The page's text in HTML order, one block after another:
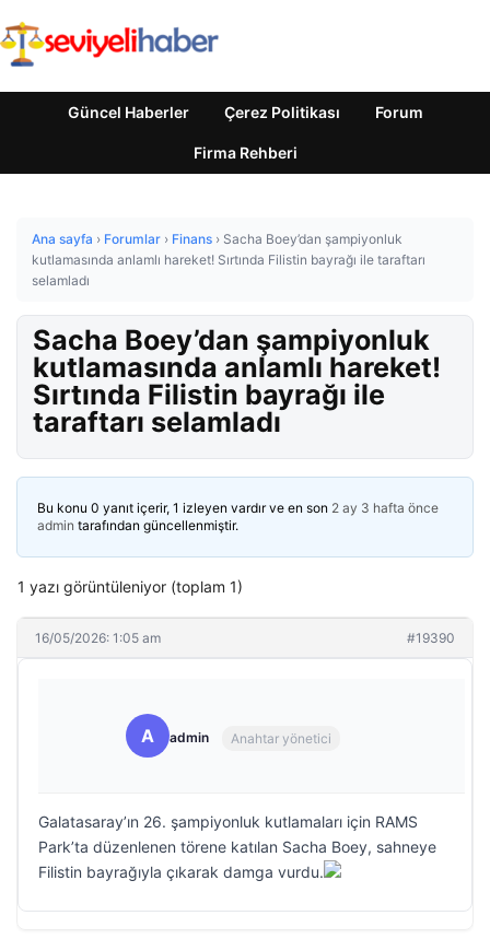
Güncel Haberler Çerez Politikası Forum
Firma Rehberi
Ana sayfa › Forumlar › Finans › Sacha Boey’dan şampiyonluk
kutlamasında anlamlı hareket! Sırtında Filistin bayrağı ile taraftarı
selamladı
Sacha Boey’dan şampiyonluk
kutlamasında anlamlı hareket!
Sırtında Filistin bayrağı ile
taraftarı selamladı
Bu konu 0 yanıt içerir, 1 izleyen vardır ve en son 2 ay 3 hafta önce
admin tarafından güncellenmiştir.
1 yazı görüntüleniyor (toplam 1)
16/05/2026: 1:05 am #19390
A admin Anahtar yönetici
Galatasaray’ın 26. şampiyonluk kutlamaları için RAMS
Park’ta düzenlenen törene katılan Sacha Boey, sahneye
Filistin bayrağıyla çıkarak damga vurdu.